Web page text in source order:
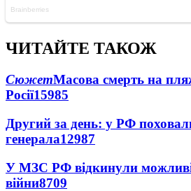
ЧИТАЙТЕ ТАКОЖ
СюжетМасова смерть на
Росії15985
Другий за день: у РФ
генерала12987
У МЗС РФ відкинули
війни8709